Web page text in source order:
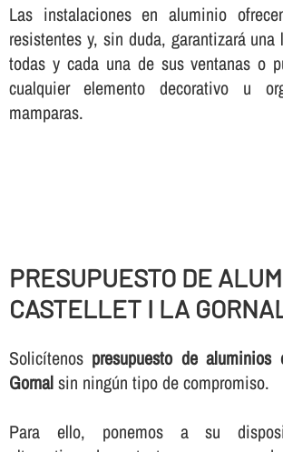
Las instalaciones en aluminio
resistentes y, sin duda, garantizará una
todas y cada una de sus ventanas o
cualquier elemento decorativo u
mamparas.
PRESUPUESTO DE
CASTELLET I LA
Solicí­tenos presupuesto de
Gornalsin ningún tipo de compromiso.
Para ello, ponemos a su